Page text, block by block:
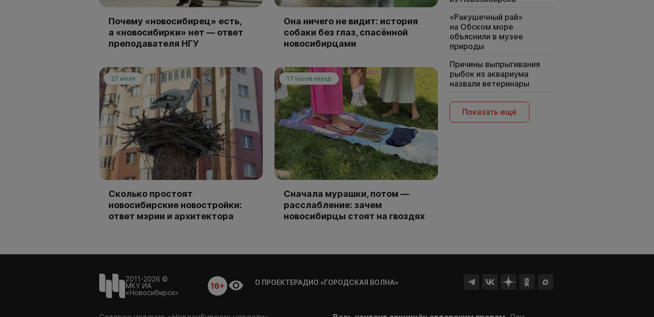
Почему «новосибирец» есть,
а «новосибирки» нет — ответ
преподавателя НГУ
Она ничего не видит: история
собаки без глаз, спасённой
новосибирцами
27 июля
Сколько простоят
новосибирские новостройки:
ответ мэрии и архитектора
17 часов назад
Сначала мурашки, потом —
расслабление: зачем
новосибирцы стоят на гвоздях
«Ракушечный рай»
на Обском море
объяснили в музее
природы
Причины выпрыгивания
рыбок из аквариума
назвали ветеринары
Показать ещё
2011-2026 ©
МКУ ИА
«Новосибирск»
16+ О ПРОЕКТЕРАДИО «ГОРОДСКАЯ ВОЛНА»